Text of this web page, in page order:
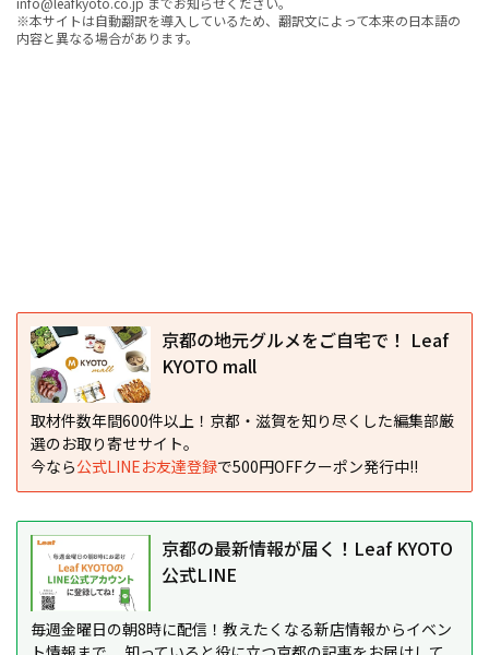
※本サイトは自動翻訳を導入しているため、翻訳文によって本来の日本語の
内容と異なる場合があります。
京都の地元グルメをご自宅で！ Leaf
KYOTO mall
取材件数年間600件以上！京都・滋賀を知り尽くした編集部厳
選のお取り寄せサイト。
今なら公式LINEお友達登録で500円OFFクーポン発行中!!
京都の最新情報が届く！Leaf KYOTO
公式LINE
毎週金曜日の朝8時に配信！教えたくなる新店情報からイベン